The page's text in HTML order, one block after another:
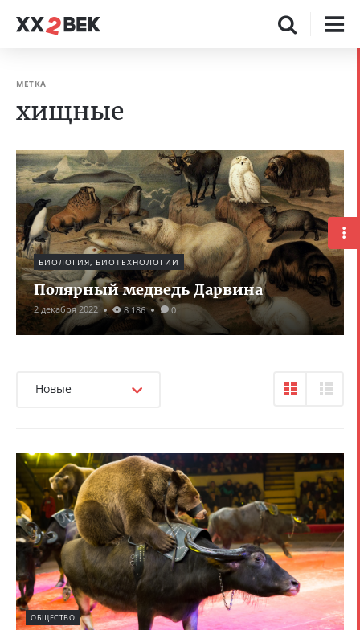
МЕТКА
хищные
БИОЛОГИЯ, БИОТЕХНОЛОГИИ
Полярный медведь Дарвина
2 декабря 2022 8 186 0
Новые
ОБЩЕСТВО